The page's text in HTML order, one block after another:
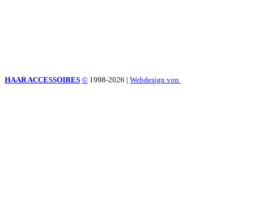
HAAR ACCESSOIRES © 1998-2026 | Webdesign von